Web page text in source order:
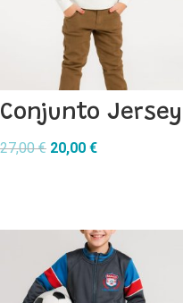
Conjunto Jersey
27,00€ El
27,00 €.
20,00 €El
20,00 €.